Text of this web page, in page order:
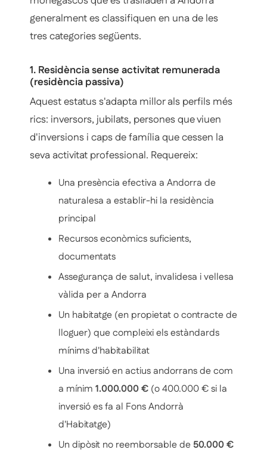
generalment es classifiquen en una de les
tres categories següents.
1. Residència sense activitat remunerada
(residència passiva)
Aquest estatus s'adapta millor als perfils més
rics: inversors, jubilats, persones que viuen
d'inversions i caps de família que cessen la
seva activitat professional. Requereix:
Una presència efectiva a Andorra de
naturalesa a establir-hi la residència
principal
Recursos econòmics suficients,
documentats
Assegurança de salut, invalidesa i vellesa
vàlida per a Andorra
Un habitatge (en propietat o contracte de
lloguer) que compleixi els estàndards
mínims d'habitabilitat
Una inversió en actius andorrans de com
a mínim 1.000.000 € (o 400.000 € si la
inversió es fa al Fons Andorrà
d'Habitatge)
Un dipòsit no reemborsable de 50.000 €